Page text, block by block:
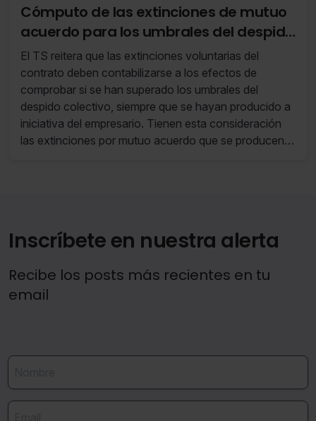
Cómputo de las extinciones de mutuo
acuerdo para los umbrales del despido
colectivo
El TS reitera que las extinciones voluntarias del
contrato deben contabilizarse a los efectos de
comprobar si se han superado los umbrales del
despido colectivo, siempre que se hayan producido a
iniciativa del empresario. Tienen esta consideración
las extinciones por mutuo acuerdo que se producen
Inscríbete en nuestra alerta
Recibe los posts más recientes en tu
email